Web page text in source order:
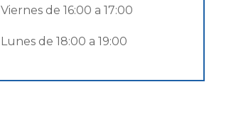
Viernes de 16:00 a 17:00
Lunes de 18:00 a 19:00